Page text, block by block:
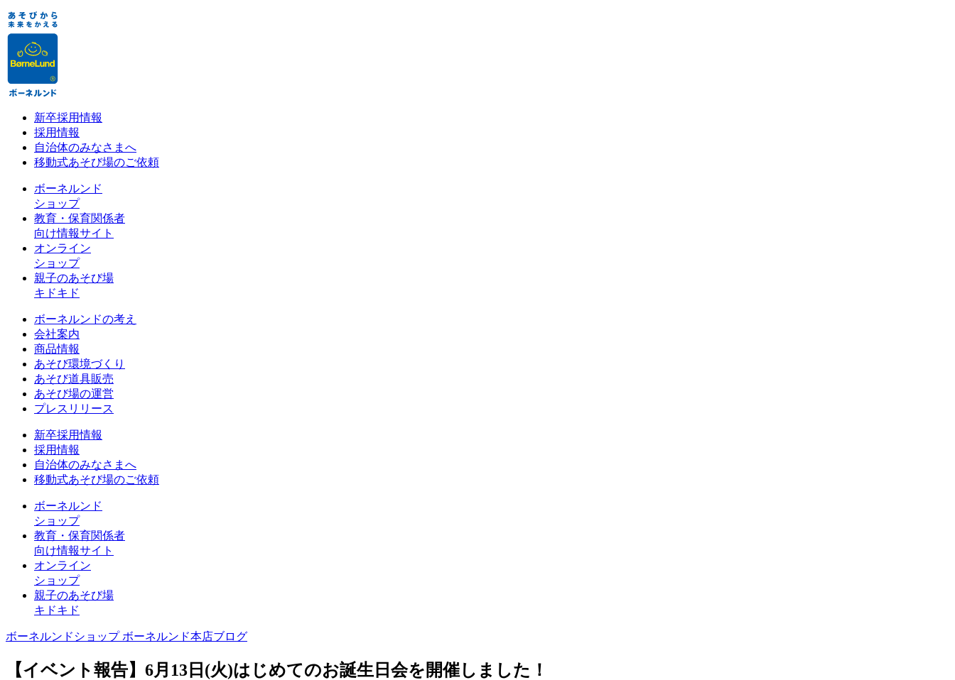
新卒採用情報
採用情報
自治体のみなさまへ
移動式あそび場のご依頼
ボーネルンド
ショップ
教育・保育関係者
向け情報サイト
オンライン
ショップ
親子のあそび場
キドキド
ボーネルンドの考え
会社案内
商品情報
あそび環境づくり
あそび道具販売
あそび場の運営
プレスリリース
新卒採用情報
採用情報
自治体のみなさまへ
移動式あそび場のご依頼
ボーネルンド
ショップ
教育・保育関係者
向け情報サイト
オンライン
ショップ
親子のあそび場
キドキド
ボーネルンドショップ ボーネルンド本店ブログ
【イベント報告】6月13日(火)はじめてのお誕生日会を開催しました！